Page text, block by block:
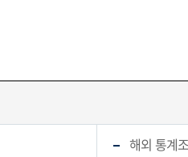
해외 통계